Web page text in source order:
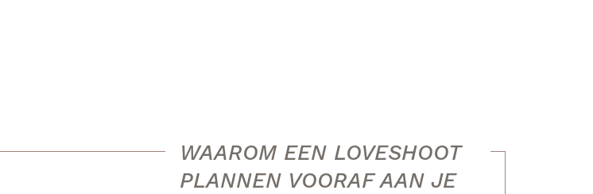
WAAROM EEN LOVESHOOT
PLANNEN VOORAF AAN JE